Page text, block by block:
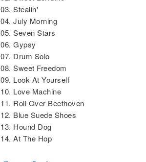
03. Stealin'
04. July Morning
05. Seven Stars
06. Gypsy
07. Drum Solo
08. Sweet Freedom
09. Look At Yourself
10. Love Machine
11. Roll Over Beethoven
12. Blue Suede Shoes
13. Hound Dog
14. At The Hop